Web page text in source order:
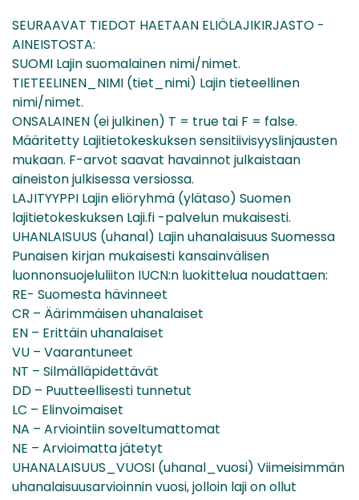
SEURAAVAT TIEDOT HAETAAN ELIÖLAJIKIRJASTO -
AINEISTOSTA:
SUOMI Lajin suomalainen nimi/nimet.
TIETEELINEN_NIMI (tiet_nimi) Lajin tieteellinen
nimi/nimet.
ONSALAINEN (ei julkinen) T = true tai F = false.
Määritetty Lajitietokeskuksen sensitiivisyyslinjausten
mukaan. F-arvot saavat havainnot julkaistaan
aineiston julkisessa versiossa.
LAJITYYPPI Lajin eliöryhmä (ylätaso) Suomen
lajitietokeskuksen Laji.fi -palvelun mukaisesti.
UHANLAISUUS (uhanal) Lajin uhanalaisuus Suomessa
Punaisen kirjan mukaisesti kansainvälisen
luonnonsuojeluliiton IUCN:n luokittelua noudattaen:
RE- Suomesta hävinneet
CR – Äärimmäisen uhanalaiset
EN – Erittäin uhanalaiset
VU – Vaarantuneet
NT – Silmälläpidettävät
DD – Puutteellisesti tunnetut
LC – Elinvoimaiset
NA – Arviointiin soveltumattomat
NE – Arvioimatta jätetyt
UHANALAISUUS_VUOSI (uhanal_vuosi) Viimeisimmän
uhanalaisuusarvioinnin vuosi, jolloin laji on ollut